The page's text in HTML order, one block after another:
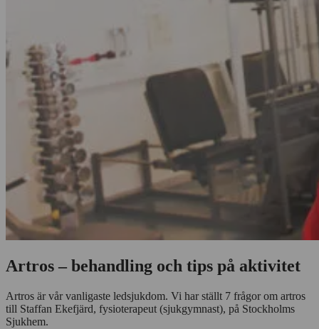
Artros – behandling och tips på aktivitet
Artros är vår vanligaste ledsjukdom. Vi har ställt 7 frågor om artros
till Staffan Ekefjärd, fysioterapeut (sjukgymnast), på Stockholms
Sjukhem.